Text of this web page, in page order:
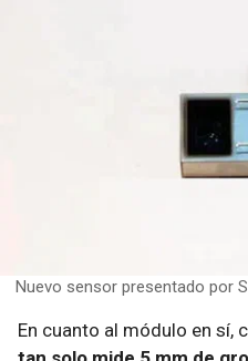
Nuevo sensor presentado por
En cuanto al módulo en sí,